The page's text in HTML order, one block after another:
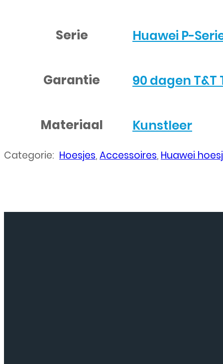
Serie Huawei P-
Garantie 90 dagen
Materiaal Kunstleer
Categorie: Hoesjes,Accessoires, Huawei